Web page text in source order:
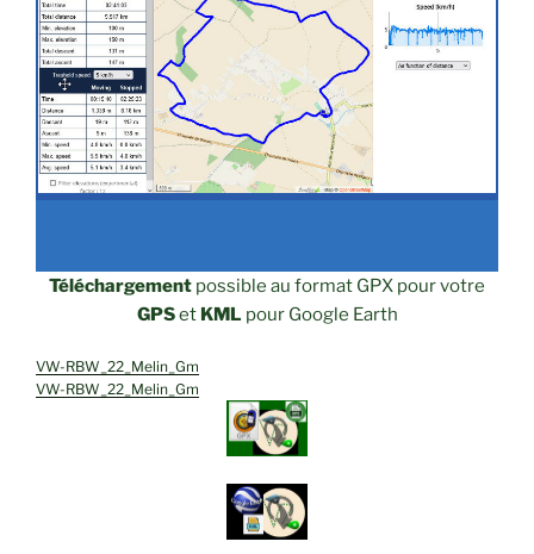
Téléchargement possible au format GPX pour votre
GPSet KML pour Google Earth
VW-RBW_22_Melin_Gm
VW-RBW_22_Melin_Gm